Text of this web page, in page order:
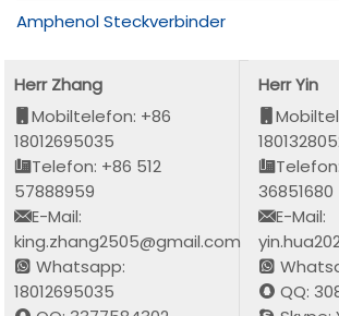
Amphenol Steckverbinder
Herr Zhang
Mobiltelefon: +86
18012695035
Telefon: +86 512
57888959
E-Mail:
king.zhang2505@gmail.com
Whatsapp:
18012695035
Herr Yin
36851680
E-Mail:
QQ: